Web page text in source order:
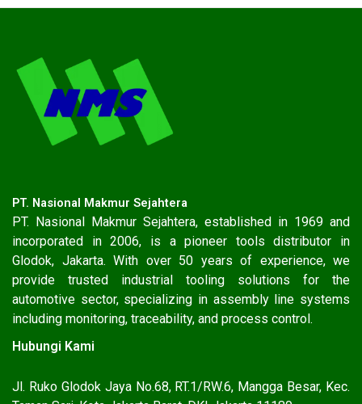
PT. Nasional Makmur Sejahtera
PT. Nasional Makmur Sejahtera, established in 1969 and
incorporated in 2006, is a pioneer tools distributor in
Glodok, Jakarta. With over 50 years of experience, we
provide trusted industrial tooling solutions for the
automotive sector, specializing in assembly line systems
including monitoring, traceability, and process control.
Hubungi Kami
Jl. Ruko Glodok Jaya No.68, RT.1/RW.6, Mangga Besar, Kec.